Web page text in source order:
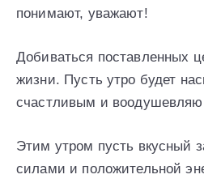
понимают, уважают!
Добиваться поставленных
жизни. Пусть утро будет
счастливым и
Этим утром пусть вкусный
силами и положительной